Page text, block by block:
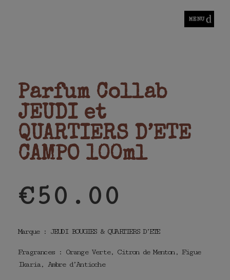
MENU
Parfum Collab
JEUDI et
QUARTIERS D’ETE
CAMPO 100ml
€50.00
Marque : JEUDI BOUGIES & QUARTIERS D’ETE
Fragrances : Orange Verte, Citron de Menton, Figue
Ikaria, Ambre d’Antioche